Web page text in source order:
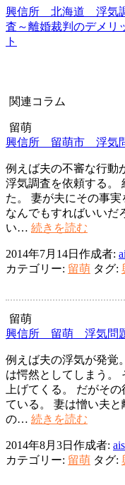
ナ
ビ
シ
ョ
ン
興信所 北海道 浮気
査～離婚裁判のデメリ
ト
関連コラム
留萌
興信所 留萌市 浮気
例えば夫の不審な行動
浮気調査を依頼する。
た。 妻が夫にその事
なんでもすればいいだ
い… 続きを読む
所
留
市
気
題
～
判
決
判
官
2014年7月14日 作成者:
カテゴリー: 留萌 タグ:
留萌
興信所 留萌 浮気問
例えば夫の浮気が発覚
は愕然としてしまう。
上げてくる。 だがそ
ている。 妻は憎い夫
の… 続きを読む
所
留
2014年8月3日 作成者:
カテゴリー: 留萌 タグ: